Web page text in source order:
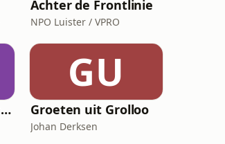
Achter de Frontlinie
NPO Luister / VPRO
Een Beetje Nederlands
GU
Groeten uit Grolloo
Johan Derksen